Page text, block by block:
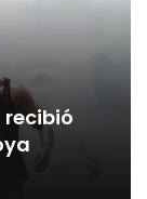
recibió